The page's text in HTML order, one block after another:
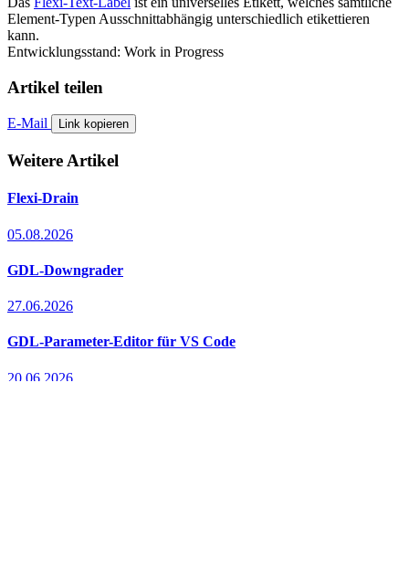
Element-Typen Ausschnittabhängig unterschiedlich etikettieren
kann.
Entwicklungsstand: Work in Progress
Artikel teilen
E-Mail Link kopieren
Weitere Artikel
Flexi-Drain
05.08.2026
GDL-Downgrader
27.06.2026
GDL-Parameter-Editor für VS Code
20.06.2026